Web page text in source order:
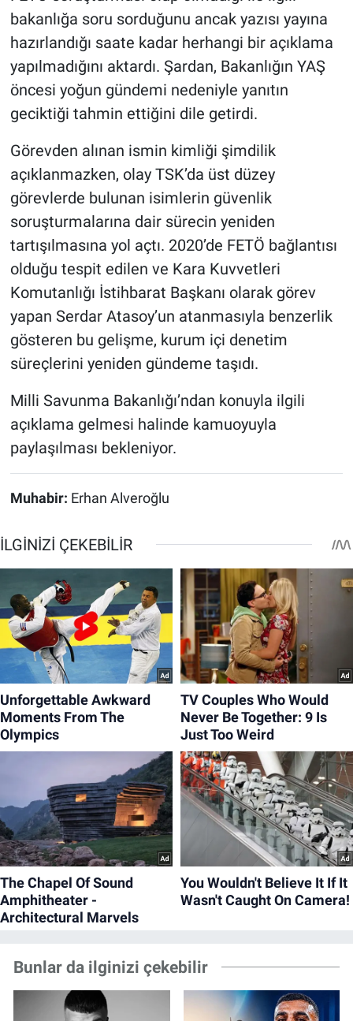
bakanlığa soru sorduğunu ancak yazısı yayına
hazırlandığı saate kadar herhangi bir açıklama
yapılmadığını aktardı. Şardan, Bakanlığın YAŞ
öncesi yoğun gündemi nedeniyle yanıtın
geciktiği tahmin ettiğini dile getirdi.
Görevden alınan ismin kimliği şimdilik
açıklanmazken, olay TSK’da üst düzey
görevlerde bulunan isimlerin güvenlik
soruşturmalarına dair sürecin yeniden
tartışılmasına yol açtı. 2020’de FETÖ bağlantısı
olduğu tespit edilen ve Kara Kuvvetleri
Komutanlığı İstihbarat Başkanı olarak görev
yapan Serdar Atasoy’un atanmasıyla benzerlik
gösteren bu gelişme, kurum içi denetim
süreçlerini yeniden gündeme taşıdı.
Milli Savunma Bakanlığı’ndan konuyla ilgili
açıklama gelmesi halinde kamuoyuyla
paylaşılması bekleniyor.
Muhabir: Erhan Alveroğlu
Bunlar da ilginizi çekebilir